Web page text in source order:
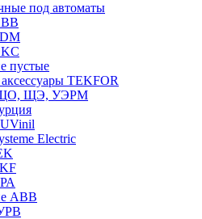
под автоматы
пустые
TEKFOR
ЩО, ЩЭ, УЭРМ
Electric
ABB